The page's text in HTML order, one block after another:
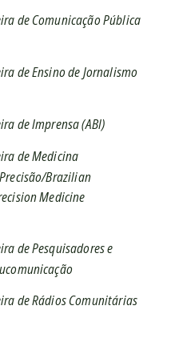
de Comunicação Pública
de Ensino de Jornalismo
de Imprensa (ABI)
de Medicina
Brazilian
Medicine
de Pesquisadores e
de Rádios Comunitárias